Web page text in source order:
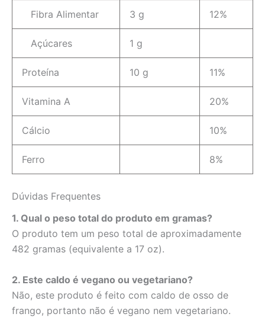
Fibra Alimentar 3 g 12%
Açúcares 1 g
Proteína 10 g 11%
Vitamina A 20%
Cálcio 10%
Ferro 8%
Dúvidas Frequentes
1. Qual o peso total do produto em gramas?
O produto tem um peso total de aproximadamente
482 gramas (equivalente a 17 oz).
2. Este caldo é vegano ou vegetariano?
Não, este produto é feito com caldo de osso de
frango, portanto não é vegano nem vegetariano.